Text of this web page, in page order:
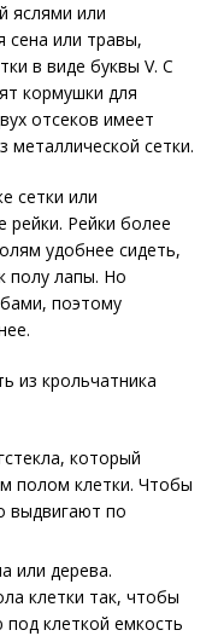
яслями или
сена или травы,
в виде буквы V. С
кормушки для
отсеков имеет
металлической сетки.
сетки или
рейки. Рейки более
удобнее сидеть,
полу лапы. Но
поэтому
из крольчатника
который
полом клетки. Чтобы
выдвигают по
или дерева.
клетки так, чтобы
клеткой емкость